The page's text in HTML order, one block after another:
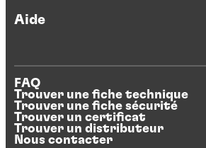
Aide
FAQ
Trouver une fiche technique
Trouver une fiche sécurité
Trouver un certificat
Trouver un distributeur
Nous contacter